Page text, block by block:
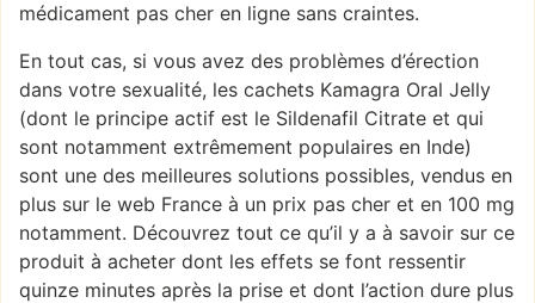
médicament pas cher en ligne sans craintes.
En tout cas, si vous avez des problèmes d’érection
dans votre sexualité, les cachets Kamagra Oral Jelly
(dont le principe actif est le Sildenafil Citrate et qui
sont notamment extrêmement populaires en Inde)
sont une des meilleures solutions possibles, vendus en
plus sur le web France à un prix pas cher et en 100 mg
notamment. Découvrez tout ce qu’il y a à savoir sur ce
produit à acheter dont les effets se font ressentir
quinze minutes après la prise et dont l’action dure plus